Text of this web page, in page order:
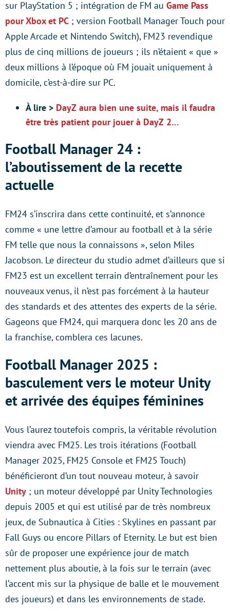
sur PlayStation 5 ; intégration de FM au Game Pass
pour Xbox et PC ; version Football Manager Touch pour
Apple Arcade et Nintendo Switch), FM23 revendique
plus de cinq millions de joueurs ; ils n’étaient « que »
deux millions à l’époque où FM jouait uniquement à
domicile, c’est-à-dire sur PC.
À lire > DayZ aura bien une suite, mais il faudra
être très patient pour jouer à DayZ 2…
Football Manager 24 :
l’aboutissement de la recette
actuelle
FM24 s’inscrira dans cette continuité, et s’annonce
comme « une lettre d’amour au football et à la série
FM telle que nous la connaissons », selon Miles
Jacobson. Le directeur du studio admet d’ailleurs que si
FM23 est un excellent terrain d’entraînement pour les
nouveaux venus, il n’est pas forcément à la hauteur
des standards et des attentes des experts de la série.
Gageons que FM24, qui marquera donc les 20 ans de
la franchise, comblera ces lacunes.
Football Manager 2025 :
basculement vers le moteur Unity
et arrivée des équipes féminines
Vous l’aurez toutefois compris, la véritable révolution
viendra avec FM25. Les trois itérations (Football
Manager 2025, FM25 Console et FM25 Touch)
bénéficieront d’un tout nouveau moteur, à savoir
Unity ; un moteur développé par Unity Technologies
depuis 2005 et qui est utilisé par de très nombreux
jeux, de Subnautica à Cities : Skylines en passant par
Fall Guys ou encore Pillars of Eternity. Le but est bien
sûr de proposer une expérience jour de match
nettement plus aboutie, à la fois sur le terrain (avec
l’accent mis sur la physique de balle et le mouvement
des joueurs) et dans les environnements de stade.